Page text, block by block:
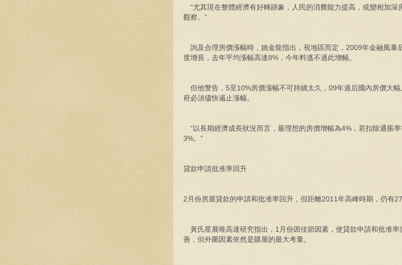
“尤其現在整體經濟有好轉跡象，人民的消費能力提高，或變相加深
觀察。”
詢及合理房價漲幅時，姚金龍指出，視地區而定，2009年金融風暴
度增長，去年平均漲幅高達8%，今年料逃不過此增幅。
但他警告，5至10%房價漲幅不可持續太久，09年過后國內房價大
府必須儘快遏止漲幅。
“以長期經濟成長狀況而言，最理想的房價增幅為4%，若扣除通脹
3%。”
貸款申請批准率回升
2月份房屋貸款的申請和批准率回升，但距離2011年高峰時期，仍有
黃氏星展唯高達研究指出，1月份因佳節因素，使貸款申請和批准率
善，但外圍因素依然是購屋的最大考量。